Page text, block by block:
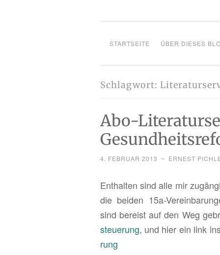
STARTSEITE ÜBER DIESES
Schlagwort:
Abo-
4. FEBRUAR 2013 ~ ERNEST
Ent­hal­ten sind alle mir
die bei­den 15a-
sind be­reist auf den Weg
steue­rung, und hier ein link
rung